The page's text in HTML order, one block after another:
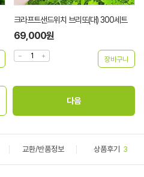
크라프트샌드위치 브리또(대) 300세트
69,000원
교환/반품정보 상품후기 3